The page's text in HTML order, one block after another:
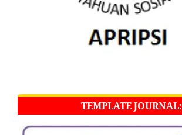
TEMPLATE JOURNAL: